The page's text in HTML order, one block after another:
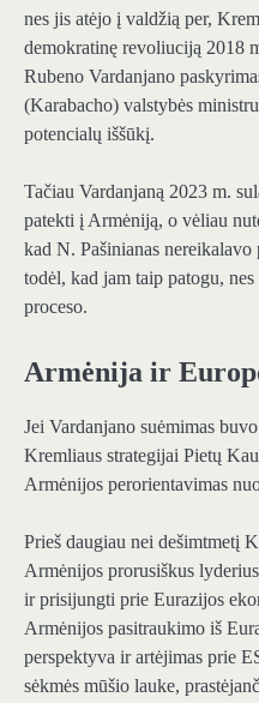
nes jis atėjo į valdžią per,
demokratinę revoliuciją 2018
Rubeno Vardanjano
(Karabacho) valstybės
potencialų iššūkį.
Tačiau Vardanjaną 2023 m.
patekti į Armėniją, o vėliau
kad N. Pašinianas
todėl, kad jam taip patogu,
proceso.
Armėnija ir
Jei Vardanjano suėmimas
Kremliaus strategijai Pietų
Armėnijos perorientavimas
Prieš daugiau nei dešimtmetį
Armėnijos prorusiškus
ir prisijungti prie Eurazijos
Armėnijos pasitraukimo iš
perspektyva ir artėjimas prie
sėkmės mūšio lauke,